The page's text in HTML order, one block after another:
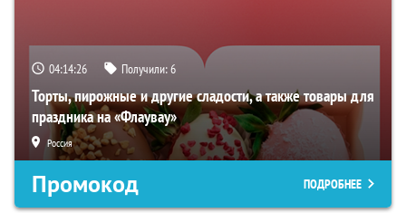
04:14:26 Получили:6
Торты, пирожные и другие сладости, а также товары для
праздника на «Флаувау»
Россия
Промокод ПОДРОБНЕЕ